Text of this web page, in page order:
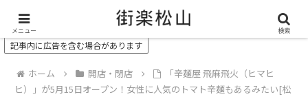
＼ 松山の街を“オモシロク”する地域情報メディア ／
記事内に広告を含む場合があります
ホーム 開店・閉店
「辛麺屋 飛麻飛火（ヒマヒ
ヒ）」が5月15日オープン！女性に人気のトマト辛麺もあるみたい[松
メニュー 検索